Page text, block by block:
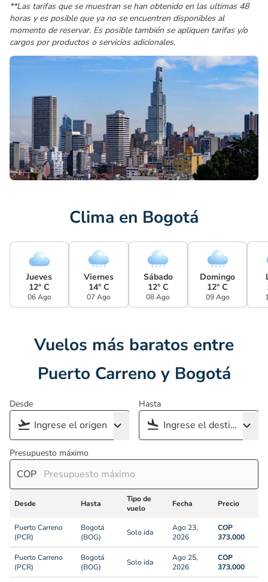
**Las tarifas que se muestran se han obtenido en las ultimas 48
horas y es posible que ya no se encuentren disponibles al
momento de reservar. Es posible también se apliquen tarifas y/o
cargos por productos o servicios adicionales.
Clima en Bogotá
Jueves
12° C
06 Ago
Viernes
14° C
07 Ago
Sábado
12° C
08 Ago
Domingo
12° C
09 Ago
Vuelos más baratos entre
Puerto Carreno y Bogotá
Desde Hasta
Presupuesto máximo
COP
Desde Hasta
Tipo de
vuelo
Fecha Precio
Puerto Carreno
(PCR)
Bogotá
(BOG)
Solo ida
Ago 23,
2026
COP
373,000
Puerto Carreno
(PCR)
Bogotá
(BOG)
Solo ida
Ago 25,
2026
COP
373,000